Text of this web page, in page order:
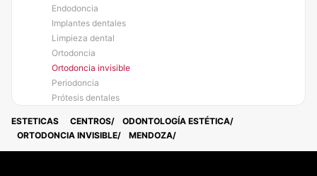
Endodoncia
Implantes dentales
Limpieza dental
Ortodoncia
Ortodoncia invisible
Periodoncia
Prótesis dentales
ESTETICAS CENTROS
ODONTOLOGÍA ESTÉTICA
ORTODONCIA INVISIBLE
MENDOZA